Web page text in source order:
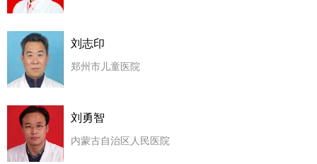
刘志印
郑州市儿童医院
刘勇智
内蒙古自治区人民医院